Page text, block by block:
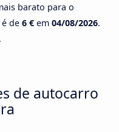
barato para o
de 6 € em 04/08/2026.
de autocarro